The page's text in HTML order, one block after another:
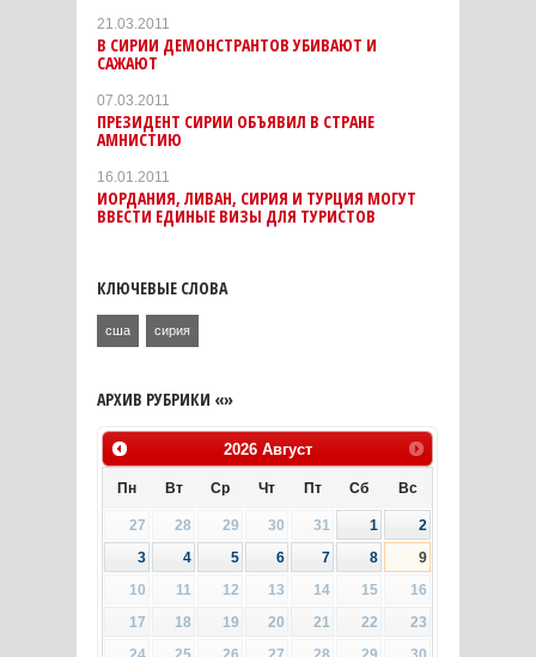
21.03.2011
В СИРИИ ДЕМОНСТРАНТОВ УБИВАЮТ И
САЖАЮТ
07.03.2011
ПРЕЗИДЕНТ СИРИИ ОБЪЯВИЛ В СТРАНЕ
АМНИСТИЮ
16.01.2011
ИОРДАНИЯ, ЛИВАН, СИРИЯ И ТУРЦИЯ МОГУТ
ВВЕСТИ ЕДИНЫЕ ВИЗЫ ДЛЯ ТУРИСТОВ
КЛЮЧЕВЫЕ СЛОВА
сша сирия
АРХИВ РУБРИКИ «»
2026 Август
Пн Вт Ср Чт Пт Сб Вс
27 28 29 30 31 1
2
3
4 5 6 7 8
9
10
11 12 13 14 15
16
17
18 19 20 21 22
23